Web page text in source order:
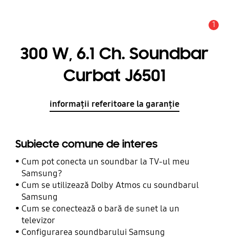
1
300 W, 6.1 Ch. Soundbar
Curbat J6501
informații referitoare la garanție
Subiecte comune de interes
Cum pot conecta un soundbar la TV-ul meu
Samsung?
Cum se utilizează Dolby Atmos cu soundbarul
Samsung
Cum se conectează o bară de sunet la un
televizor
Configurarea soundbarului Samsung